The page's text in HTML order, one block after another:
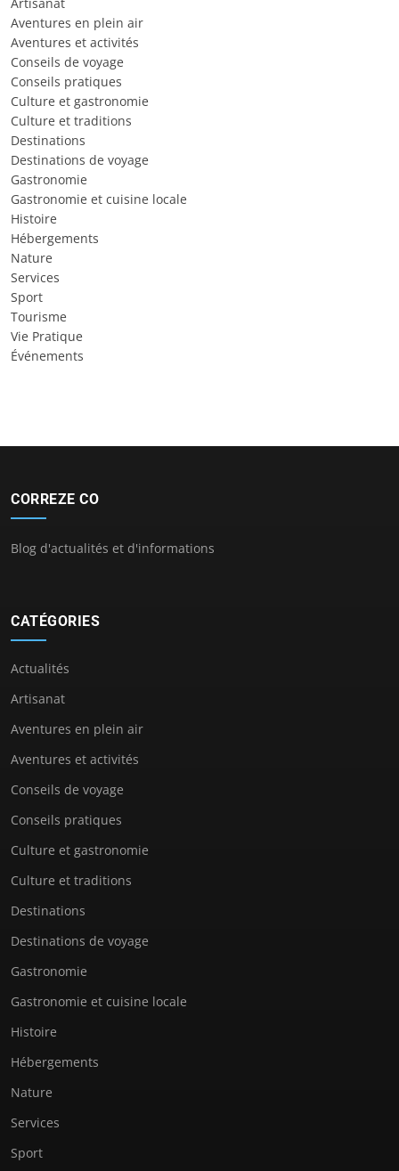
Aventures en plein air
Aventures et activités
Conseils de voyage
Conseils pratiques
Culture et gastronomie
Culture et traditions
Destinations
Destinations de voyage
Gastronomie
Gastronomie et cuisine locale
Histoire
Hébergements
Nature
Services
Sport
Tourisme
Vie Pratique
Événements
CORREZE CO
Blog d'actualités et d'informations
CATÉGORIES
Actualités
Artisanat
Aventures en plein air
Aventures et activités
Conseils de voyage
Conseils pratiques
Culture et gastronomie
Culture et traditions
Destinations
Destinations de voyage
Gastronomie
Gastronomie et cuisine locale
Histoire
Hébergements
Nature
Services
Sport